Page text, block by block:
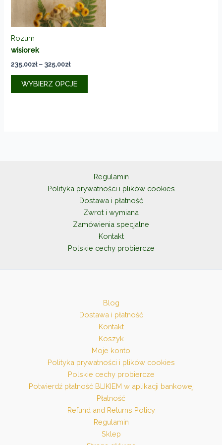
produktu
Rozum
wisiorek
235,00zł – 325,00złZakres
od
235,00zł
WYBIERZ OPCJE
Ten
na
stronie
produktu
Regulamin
Polityka prywatności i plików cookies
Dostawa i płatność
Zwrot i wymiana
Zamówienia specjalne
Kontakt
Polskie cechy probiercze
Blog
Dostawa i płatność
Kontakt
Koszyk
Moje konto
Polityka prywatności i plików cookies
Polskie cechy probiercze
Potwierdź płatność BLIKIEM w aplikacji bankowej
Płatność
Refund and Returns Policy
Regulamin
Sklep